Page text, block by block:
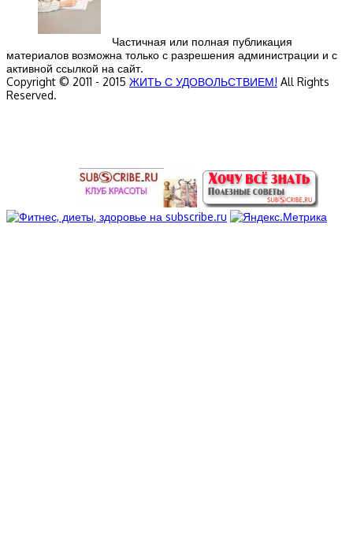
Частичная или полная публикация
материалов возможна только с разрешения администрации и с
активной ссылкой на сайт.
Copyright © 2011 - 2015 ЖИТЬ С УДОВОЛЬСТВИЕМ! All Rights
Reserved.